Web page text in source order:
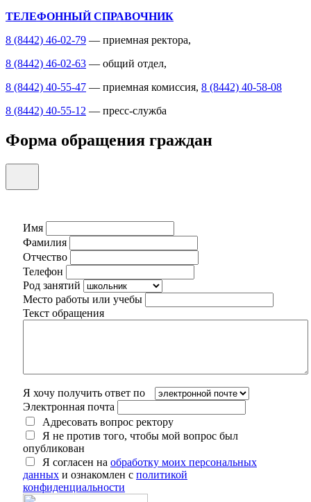
ТЕЛЕФОННЫЙ СПРАВОЧНИК
8 (8442) 46-02-79 — приемная ректора,
8 (8442) 46-02-63 — общий отдел,
8 (8442) 40-55-47 — приемная комиссия, 8 (8442) 40-58-08
8 (8442) 40-55-12 — пресс-служба
Форма обращения граждан
Имя
Фамилия
Отчество
Телефон
Род занятий
Место работы или учебы
Текст обращения
Я хочу получить ответ по
Электронная почта
Адресовать вопрос ректору
Я не против того, чтобы мой вопрос был
опубликован
Я согласен на обработку моих персональных
данных и ознакомлен с политикой
конфиденциальности